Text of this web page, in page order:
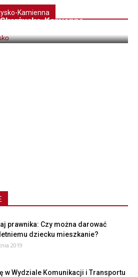
Kamienna
Kamienna
prawnika: Czy można darować
dziecku mieszkanie?
2019
w Wydziale Komunikacji i Transportu